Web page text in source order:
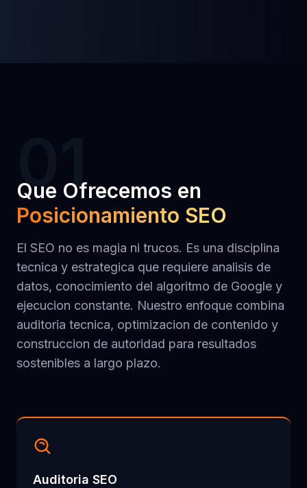
01
Que Ofrecemos en
Posicionamiento SEO
El SEO no es magia ni trucos. Es una disciplina
tecnica y estrategica que requiere analisis de
datos, conocimiento del algoritmo de Google y
ejecucion constante. Nuestro enfoque combina
auditoria tecnica, optimizacion de contenido y
construccion de autoridad para resultados
sostenibles a largo plazo.
Auditoria SEO